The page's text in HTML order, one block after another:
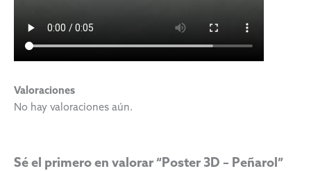
Valoraciones
No hay valoraciones aún.
Sé el primero en valorar “Poster 3D – Peñarol”